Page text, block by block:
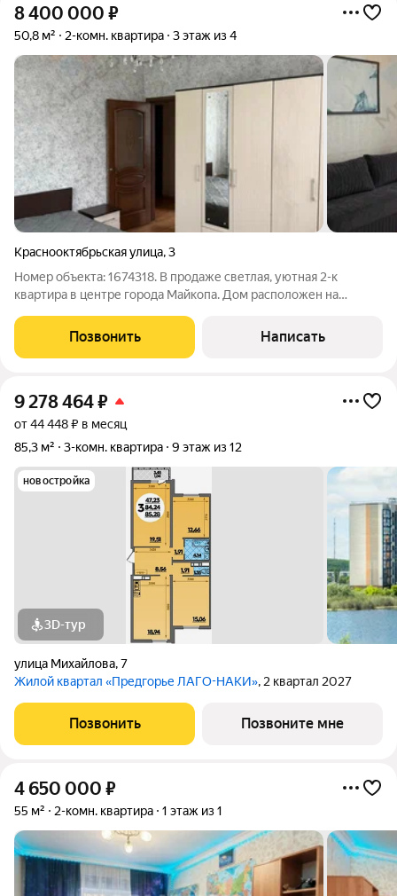
8 400 000 ₽
50,8 м² 2-комн. квартира 3 этаж из 4
Краснооктябрьская улица,3
Номер объекта: 1674318. В продаже светлая, уютная 2-к
квартиpа в центре города Майкопа. Дом расположен на
квартире две изолированные комнаты и раздельный с/у. В
квартире выполнен ремонт в светлых
Позвонить Написать
9 278 464₽
от 44 448 ₽ в месяц
85,3 м²
3-комн. квартира 9 этаж из 12
новостройка
3D-тур
улица Михайлова,7
Жилой квартал «Предгорье ЛАГО-НАКИ», 2 квартал 2027
Позвонить Позвоните мне
4 650 000 ₽
55 м² 2-комн. квартира 1 этаж из 1